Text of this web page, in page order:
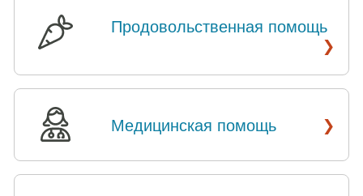
Продовольственная помощь›
Медицинская помощь ›